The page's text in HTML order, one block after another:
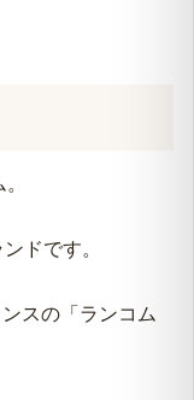
ドです。
スの「ランコム